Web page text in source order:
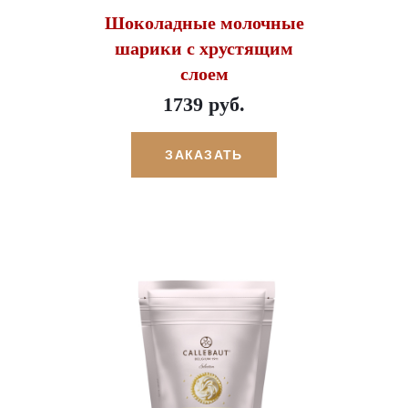
Шоколадные молочные
шарики с хрустящим
слоем
1739 руб.
ЗАКАЗАТЬ